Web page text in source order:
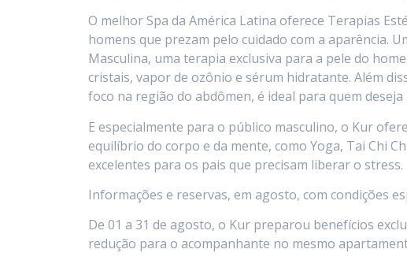
O melhor Spa da América Latina oferece Terapias
homens que prezam pelo cuidado com a aparência.
Masculina, uma terapia exclusiva para a pele do
cristais, vapor de ozônio e sérum hidratante. Além
foco na região do abdômen, é ideal para quem
E especialmente para o público masculino, o Kur
equilíbrio do corpo e da mente, como Yoga, Tai Chi
excelentes para os pais que precisam liberar o stress.
Informações e reservas, em agosto, com condições
De 01 a 31 de agosto, o Kur preparou benefícios
redução para o acompanhante no mesmo